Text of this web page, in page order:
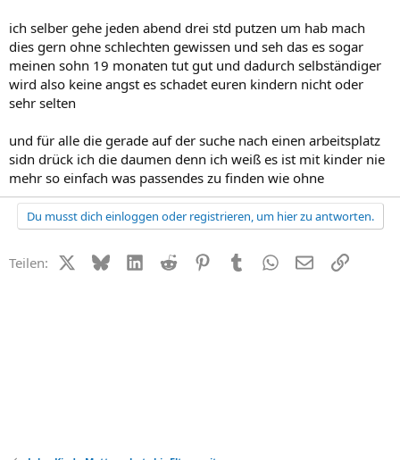
ich selber gehe jeden abend drei std putzen um hab mach
dies gern ohne schlechten gewissen und seh das es sogar
meinen sohn 19 monaten tut gut und dadurch selbständiger
wird also keine angst es schadet euren kindern nicht oder
sehr selten
und für alle die gerade auf der suche nach einen arbeitsplatz
sidn drück ich die daumen denn ich weiß es ist mit kinder nie
mehr so einfach was passendes zu finden wie ohne
Du musst dich einloggen oder registrieren, um hier zu antworten.
Teilen: X (Twitter)
BlueskyLinkedIn
Reddit PinterestTumblr WhatsApp
E-MailLink